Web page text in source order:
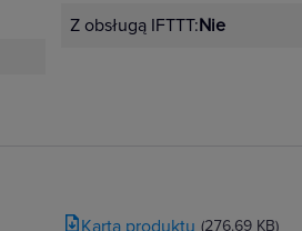
Z obsługą IFTTT:Nie
Karta produktu (276.69 KB)